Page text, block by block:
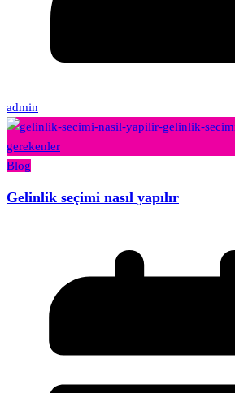
admin
Blog
Gelinlik seçimi nasıl yapılır